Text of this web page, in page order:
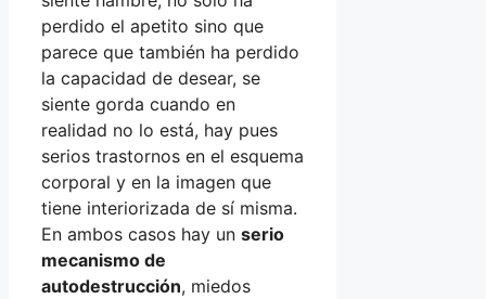
perdido el apetito sino que
parece que también ha perdido
la capacidad de desear, se
siente gorda cuando en
realidad no lo está, hay pues
serios trastornos en el esquema
corporal y en la imagen que
tiene interiorizada de sí misma.
En ambos casos hay un serio
mecanismo de
autodestrucción, miedos